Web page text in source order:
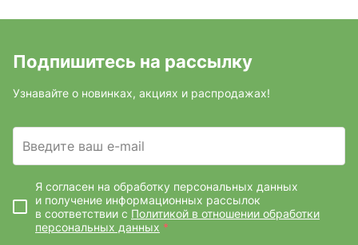
Подпишитесь на рассылку
Узнавайте о новинках, акциях и распродажах!
Введите ваш e-mail
Я согласен на обработку персональных данных
и получение информационных рассылок
в соответствии с Политикой в отношении обработки
персональных данных *